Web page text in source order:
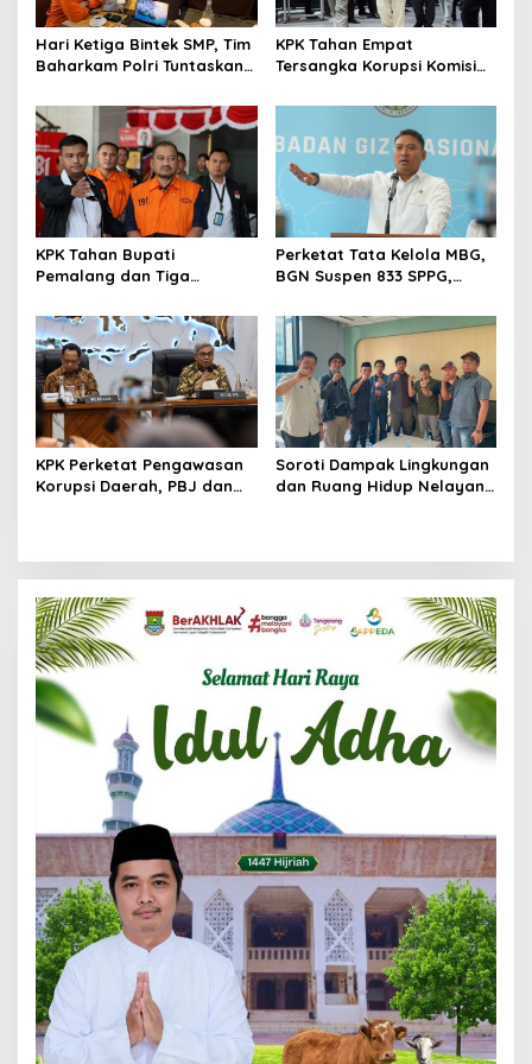
o
s
Hari Ketiga Bintek SMP, Tim
Baharkam Polri Tuntaskan
Pengamanan Pertamina
Patra Niaga Jabar
KPK Tahan Empat
Tersangka Korupsi Komisi
KPK Tahan Bupati
Pemalang dan Tiga
Dugaan Pemerasan
Perketat Tata Kelola MBG,
BGN Suspen 833 SPPG,
Permanen
KPK Perketat Pengawasan
Korupsi Daerah, PBJ dan
Soroti Dampak Lingkungan
dan Ruang Hidup Nelayan,